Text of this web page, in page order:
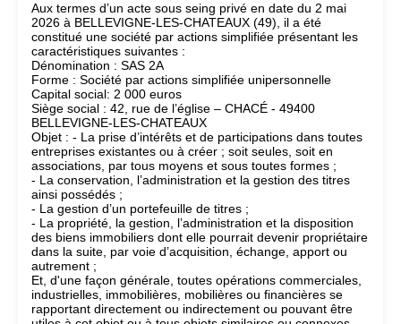
Aux termes d’un acte sous seing privé en date du 2 mai
2026 à BELLEVIGNE-LES-CHATEAUX (49), il a été
constitué une société par actions simplifiée présentant les
caractéristiques suivantes :
Dénomination : SAS 2A
Forme : Société par actions simplifiée unipersonnelle
Capital social: 2 000 euros
Siège social : 42, rue de l’église – CHACÉ - 49400
BELLEVIGNE-LES-CHATEAUX
Objet : - La prise d’intérêts et de participations dans toutes
entreprises existantes ou à créer ; soit seules, soit en
associations, par tous moyens et sous toutes formes ;
- La conservation, l’administration et la gestion des titres
ainsi possédés ;
- La gestion d’un portefeuille de titres ;
- La propriété, la gestion, l’administration et la disposition
des biens immobiliers dont elle pourrait devenir propriétaire
dans la suite, par voie d’acquisition, échange, apport ou
autrement ;
Et, d'une façon générale, toutes opérations commerciales,
industrielles, immobilières, mobilières ou financières se
rapportant directement ou indirectement ou pouvant être